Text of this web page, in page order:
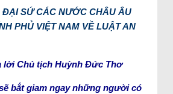
SỨ CÁC NƯỚC CHÂU ÂU
PHỦ VIỆT NAM VỀ LUẬT AN
lời Chủ tịch Huỳnh Đức Thơ
bắt giam ngay những người có